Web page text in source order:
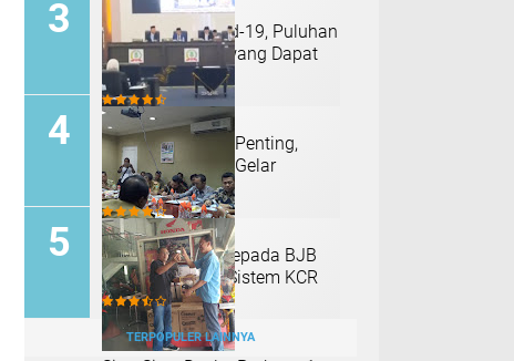
Terdampak Covid-19, Puluhan
RIbu KK di Karawang Dapat
Bantuan
Bahas 4 Agenda Penting,
DPRD Karawang Gelar
Paripurna
Pemkab Minta Kepada BJB
Untuk Merubah Sistem KCR
TERPOPULER LAINNYA